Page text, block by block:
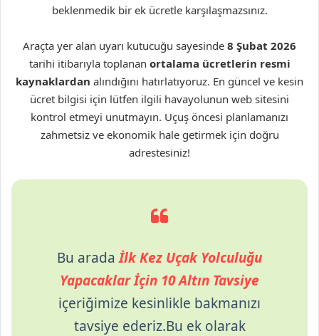
beklenmedik bir ek ücretle karşılaşmazsınız.
Araçta yer alan uyarı kutucuğu sayesinde 8 Şubat 2026
tarihi itibarıyla toplanan ortalama ücretlerin resmi
kaynaklardan alındığını hatırlatıyoruz. En güncel ve kesin
ücret bilgisi için lütfen ilgili havayolunun web sitesini
kontrol etmeyi unutmayın. Uçuş öncesi planlamanızı
zahmetsiz ve ekonomik hale getirmek için doğru
adrestesiniz!
Bu aradaİlk Kez Uçak Yolculuğu
Yapacaklar İçin 10 Altın Tavsiye
içeriğimize kesinlikle bakmanızı
tavsiye ederiz.Bu ek olarak